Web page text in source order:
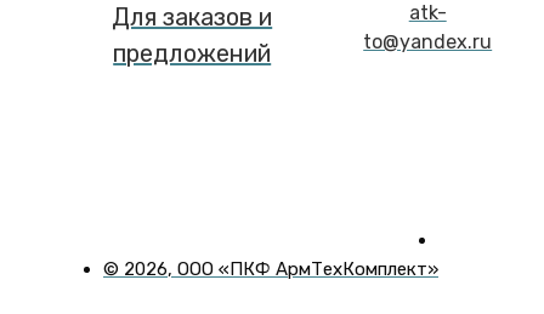
Для заказов и
предложений
atk-
to@yandex.ru
© 2026, ООО «ПКФ АрмТехКомплект»